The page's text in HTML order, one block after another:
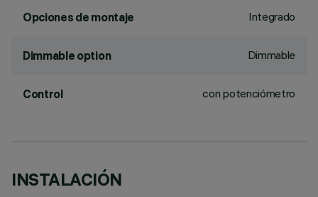
Opciones de montaje Integrado
Dimmable option Dimmable
Control con potenciómetro
INSTALACIÓN